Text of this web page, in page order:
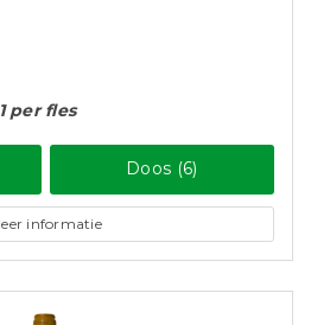
per fles
Doos (6)
informatie